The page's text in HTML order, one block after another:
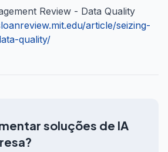
Review - Data Quality
article/seizing-
quality/
soluções de IA